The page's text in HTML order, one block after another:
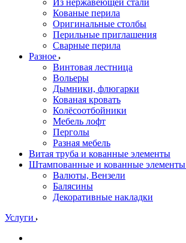
Из нержавеющей стали
Кованые перила
Оригинальные столбы
Перильные приглашения
Сварные перила
Разное
Винтовая лестница
Вольеры
Дымники, флюгарки
Кованая кровать
Колёсоотбойники
Мебель лофт
Перголы
Разная мебель
Витая труба и кованные элементы
Штампованные и кованные элементы
Валюты, Вензели
Балясины
Декоративные накладки
Услуги